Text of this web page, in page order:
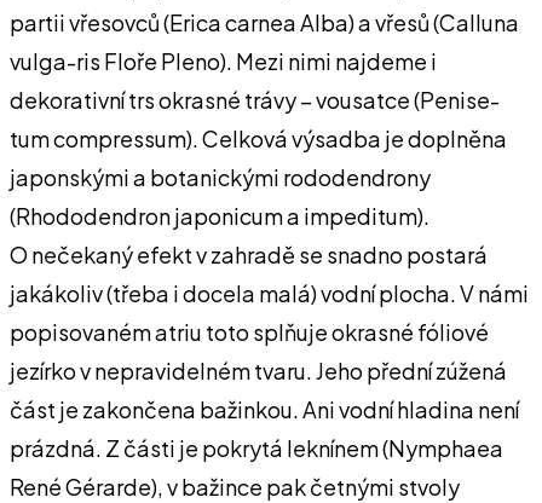
partii vřesovců (Erica carnea Alba) a vřesů (Calluna
vulga-ris Floře Pleno). Mezi nimi najdeme i
dekorativní trs okrasné trávy – vousatce (Penise-
tum compressum). Celková výsadba je doplněna
japonskými a botanickými rododendrony
(Rhododendron japonicum a impeditum).
O nečekaný efekt v zahradě se snadno postará
jakákoliv (třeba i docela malá) vodní plocha. V námi
popisovaném atriu toto splňuje okrasné fóliové
jezírko v nepravidelném tvaru. Jeho přední zúžená
část je zakončena bažinkou. Ani vodní hladina není
prázdná. Z části je pokrytá leknínem (Nymphaea
René Gérarde), v bažince pak četnými stvoly